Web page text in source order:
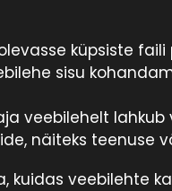
küpsiste
sisu
veebilehelt
näiteks teenuse
kuidas veebilehte